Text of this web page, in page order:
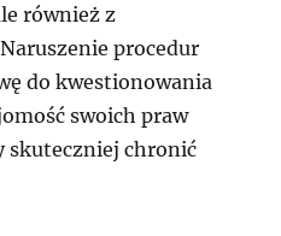
również z
procedur
do kwestionowania
swoich praw
skuteczniej chronić